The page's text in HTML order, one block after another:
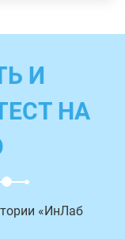
И
НА
«ИнЛаб